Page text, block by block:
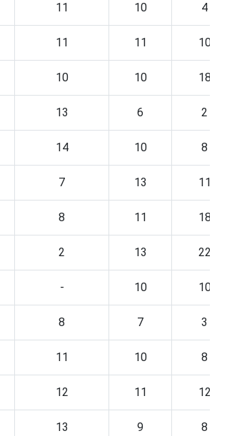
11 10 4
11 11 10
10 10 18
13 6 2
14 10 8
7 13 11
8 11 18
2 13 22
- 10 10
8 7 3
11 10 8
12 11 12
13 9 8